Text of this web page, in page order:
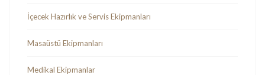
İçecek Hazırlık ve Servis Ekipmanları
Masaüstü Ekipmanları
Medikal Ekipmanlar